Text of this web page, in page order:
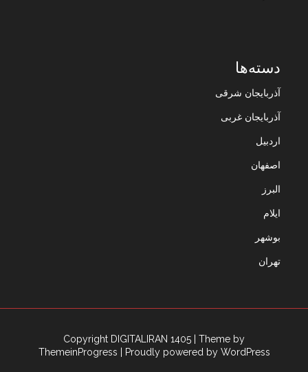
دسته‌ها
آذربایجان شرقی
آذربایجان غربی
اردبیل
اصفهان
البرز
ایلام
بوشهر
تهران
Copyright DIGITALIRAN 1405
| Theme by
ThemeinProgress
| Proudly powered by WordPress